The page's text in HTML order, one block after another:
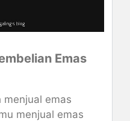
Emas
menjual emas
menjual emas